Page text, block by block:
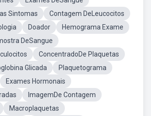
Sintomas
Contagem DeLeucocitos
Doador
Hemograma Exame
DeSangue
ConcentradoDe Plaquetas
Glicada
Plaquetograma
Exames Hormonais
ImagemDe Contagem
Macroplaquetas